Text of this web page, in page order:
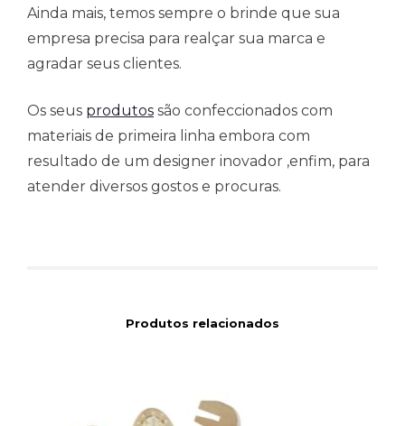
Ainda mais, temos sempre o brinde que sua
empresa precisa para realçar sua marca e
agradar seus clientes.
Os seus produtos são confeccionados com
materiais de primeira linha embora com
resultado de um designer inovador ,enfim, para
atender diversos gostos e procuras.
Produtos relacionados